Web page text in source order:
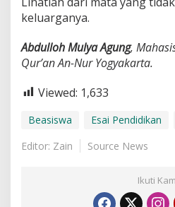
keluarganya.
Abdulloh Mulya Agung,
Qur’an An-Nur Yogyakarta.
Viewed: 1,633
Beasiswa Esai Pendidikan
Editor: Zain
Source News
Ikuti